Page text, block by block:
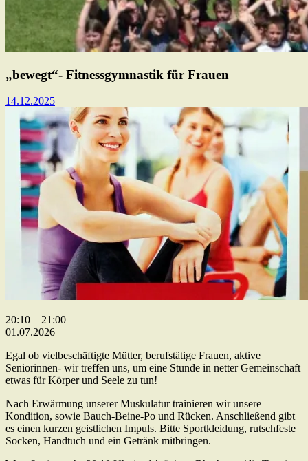
„bewegt“- Fitnessgymnastik für Frauen
14.12.2025
„bewegt“-
Fitnessgymnastik
Frauen
20:10 – 21:00
01.07.2026
Egal ob vielbeschäftigte Mütter, berufstätige Frauen, aktive
Seniorinnen- wir treffen uns, um eine Stunde in netter Gemeinschaft
etwas für Körper und Seele zu tun!
Nach Erwärmung unserer Muskulatur trainieren wir unsere
Kondition, sowie Bauch-Beine-Po und Rücken. Anschließend gibt
es einen kurzen geistlichen Impuls. Bitte Sportkleidung, rutschfeste
Socken, Handtuch und ein Getränk mitbringen.